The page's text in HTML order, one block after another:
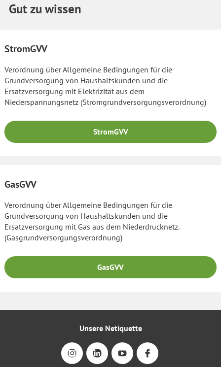
Gut zu wissen
StromGVV
Verordnung über Allgemeine Bedingungen für die
Grundversorgung von Haushaltskunden und die
Ersatzversorgung mit Elektrizität aus dem
Niederspannungsnetz (Stromgrundversorgungsverordnung)
StromGVV
GasGVV
Verordnung über Allgemeine Bedingungen für die
Grundversorgung von Haushaltskunden und die
Ersatzversorgung mit Gas aus dem Niederdrucknetz.
(Gasgrundversorgungsverordnung)
GasGVV
Unsere Netiquette